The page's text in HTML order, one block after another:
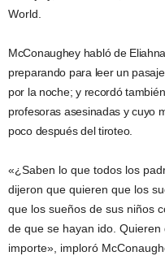
World.
McConaughey habló de
preparando para leer un
por la noche; y recordó
profesoras asesinadas y cuyo
poco después del tiroteo.
«¿Saben lo que todos los
dijeron que quieren que los
que los sueños de sus niños
de que se hayan ido.
importe», imploró